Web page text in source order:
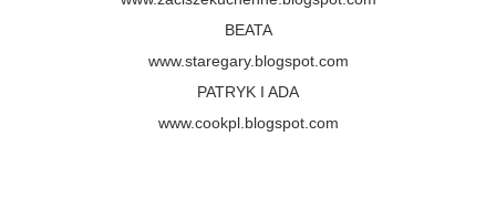
BEATA
www.staregary.blogspot.com
PATRYK I ADA
www.cookpl.blogspot.com